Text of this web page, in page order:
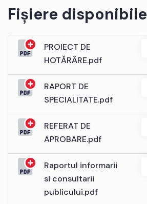
Fișiere disponibile
PROIECT DE
HOTĂRÂRE.pdf
RAPORT DE
SPECIALITATE.pdf
REFERAT DE
APROBARE.pdf
Raportul informarii
si consultarii
publicului.pdf